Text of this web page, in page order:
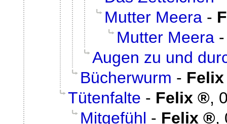
Mutter Meera -
Mutter Meera
Augen zu und
Bücherwurm - Felix
Tütenfalte - Felix ,
Mitgefühl - Felix ,